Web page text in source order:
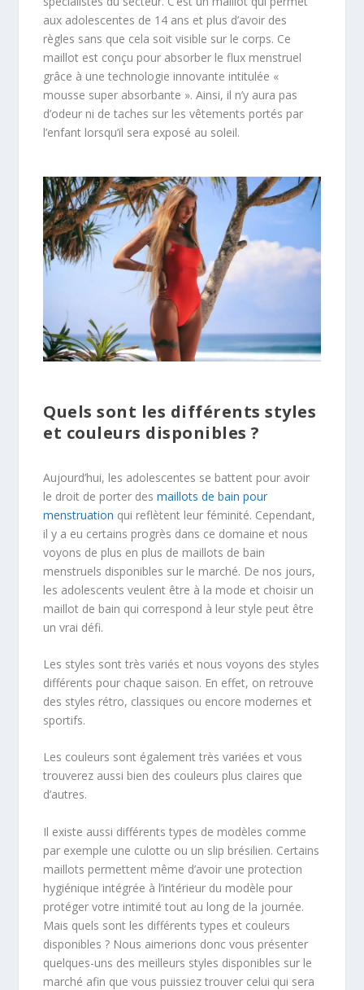
aux adolescentes de 14 ans et plus d’avoir des
règles sans que cela soit visible sur le corps. Ce
maillot est conçu pour absorber le flux menstruel
grâce à une technologie innovante intitulée «
mousse super absorbante ». Ainsi, il n’y aura pas
d’odeur ni de taches sur les vêtements portés par
l’enfant lorsqu’il sera exposé au soleil.
Quels sont les différents styles
et couleurs disponibles ?
Aujourd’hui, les adolescentes se battent pour avoir
le droit de porter desmaillots de bain pour
menstruation qui reflètent leur féminité. Cependant,
il y a eu certains progrès dans ce domaine et nous
voyons de plus en plus de maillots de bain
menstruels disponibles sur le marché. De nos jours,
les adolescents veulent être à la mode et choisir un
maillot de bain qui correspond à leur style peut être
un vrai défi.
Les styles sont très variés et nous voyons des styles
différents pour chaque saison. En effet, on retrouve
des styles rétro, classiques ou encore modernes et
sportifs.
Les couleurs sont également très variées et vous
trouverez aussi bien des couleurs plus claires que
d’autres.
Il existe aussi différents types de modèles comme
par exemple une culotte ou un slip brésilien. Certains
maillots permettent même d’avoir une protection
hygiénique intégrée à l’intérieur du modèle pour
protéger votre intimité tout au long de la journée.
Mais quels sont les différents types et couleurs
disponibles ? Nous aimerions donc vous présenter
quelques-uns des meilleurs styles disponibles sur le
marché afin que vous puissiez trouver celui qui sera